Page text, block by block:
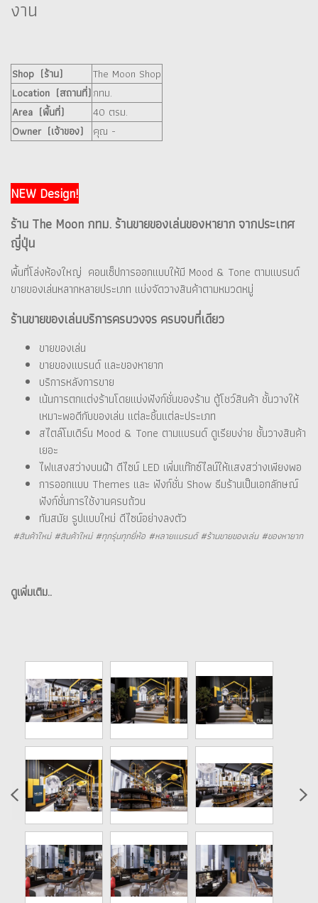
งาน
Shop (ร้าน)
The Moon Shop
Location (สถานที่)กทม.
Area (พื้นที่)
40 ตรม.
Owner (เจ้าของ)
คุณ -
NEW Design!
ร้าน The Moon กทม. ร้านขายของเล่นของหายาก จากประเทศ
ญี่ปุ่น
พื้นที่โล่งห้องใหญ่ คอนเซ็ปการออกแบบให้มี Mood & Tone ตามแบรนด์
ขายของเล่นหลากหลายประเภท แบ่งจัดวางสินค้าตามหมวดหมู่
ร้านขายของเล่นบริการครบวงจร ครบจบที่เดียว
ขายของเล่น
ขายของแบรนด์ และของหายาก
บริการหลังการขาย
เน้นการตกแต่งร้านโดยแบ่งฟังก์ชั่นของร้าน ตู้โชว์สินค้า ชั้นวางให้
เหมาะพอดีกับของเล่น แต่ละชิ้นแต่ละประเภท
สไตล์โมเดิร์น Mood & Tone ตามแบรนด์ ดูเรียบง่าย ชั้นวางสินค้า
เยอะ
ไฟแสงสว่างบนฝ้า ดีไซน์ LED เพิ่มแท๊กซ์ไลน์ให้แสงสว่างเพียงพอ
การออกแบบ Themes และ ฟังก์ชั่น Show ธีมร้านเป็นเอกลักษณ์
ฟังก์ชั่นการใช้งานครบถ้วน
ทันสมัย รูปแบบใหม่ ดีไซน์อย่างลงตัว
#สินค้าใหม่ #สินค้าใหม่ #ทุกรุ่นทุกยี่ห้อ #หลายแบรนด์ #ร้านขายของเล่น #ของหายาก
ดูเพิ่มเติม..